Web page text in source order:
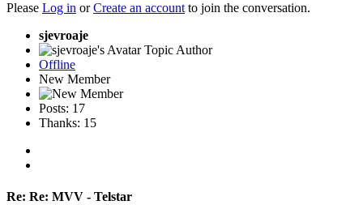
Please Log in orCreate an account to join the conversation.
sjevroaje
Topic Author
Offline
New Member
Posts: 17
Thanks: 15
Re: Re: MVV - Telstar